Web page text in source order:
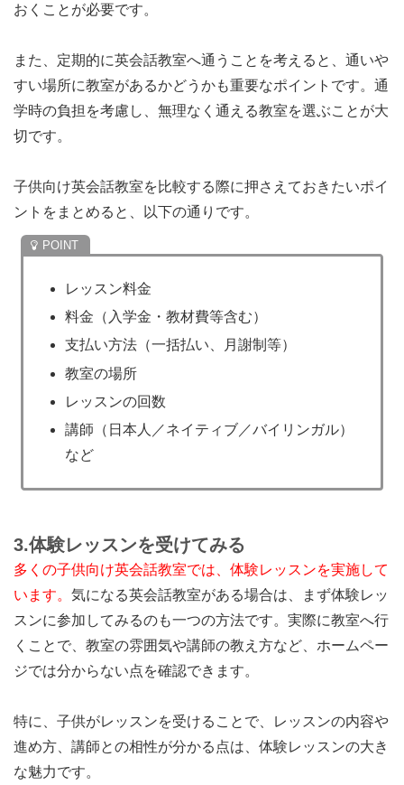
おくことが必要です。
また、定期的に英会話教室へ通うことを考えると、通いや
すい場所に教室があるかどうかも重要なポイントです。通
学時の負担を考慮し、無理なく通える教室を選ぶことが大
切です。
子供向け英会話教室を比較する際に押さえておきたいポイ
ントをまとめると、以下の通りです。
レッスン料金
料金（入学金・教材費等含む）
支払い方法（一括払い、月謝制等）
教室の場所
レッスンの回数
講師（日本人／ネイティブ／バイリンガル）
など
3.体験レッスンを受けてみる
多くの子供向け英会話教室では、体験レッスンを実施して
います。 気になる英会話教室がある場合は、まず体験レッ
スンに参加してみるのも一つの方法です。実際に教室へ行
くことで、教室の雰囲気や講師の教え方など、ホームペー
ジでは分からない点を確認できます。
特に、子供がレッスンを受けることで、レッスンの内容や
進め方、講師との相性が分かる点は、体験レッスンの大き
な魅力です。